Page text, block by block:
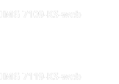
IMG 7109-KS-web
IMG 7119-KS-web